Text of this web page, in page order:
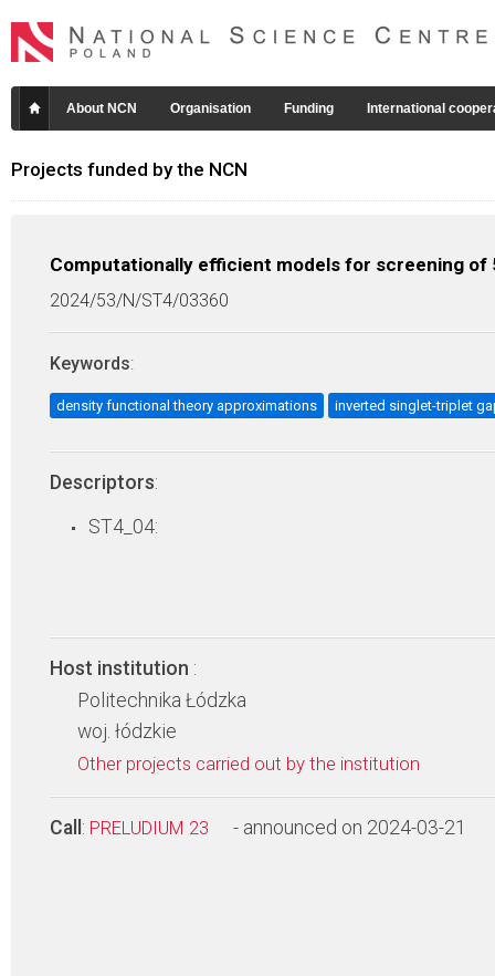
About NCN Organisation Funding International
Projects funded by the NCN
Computationally efficient models for screening
2024/53/N/ST4/03360
Keywords:
density functional theory approximations inverted singlet-triplet
Descriptors:
ST4_04:
Host institution :
Politechnika Łódzka
woj. łódzkie
Other projects carried out by the institution
Call : PRELUDIUM 23 - announced on 2024-03-21